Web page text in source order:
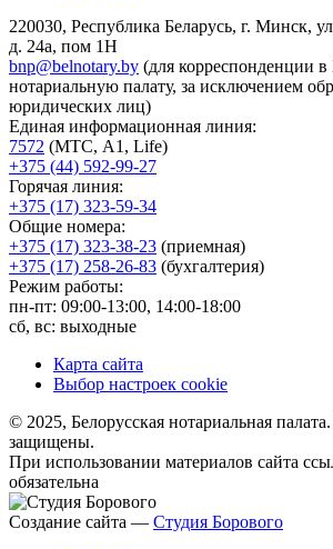
220030, Республика Беларусь, г. Минск,
д. 24а, пом 1Н
bnp@belnotary.by (для корреспонденции
нотариальную палату, за исключением
юридических лиц)
Единая информационная линия:
7572 (МТС, A1, Life)
+375 (44) 592-99-27
Горячая линия:
+375 (17) 323-59-34
Общие номера:
+375 (17) 323-38-23 (приемная)
+375 (17) 258-26-83 (бухгалтерия)
Режим работы:
пн-пт: 09:00-13:00, 14:00-18:00
сб, вс: выходные
Карта сайта
Выбор настроек cookie
© 2025, Белорусская нотариальная
защищены.
При использовании материалов сайта
обязательна
Создание сайта — Студия Борового